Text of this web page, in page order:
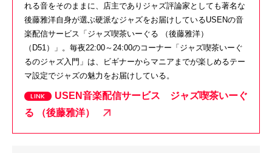
れる音をそのままに、店主でありジャズ評論家としても著名な
後藤雅洋自身が選ぶ硬派なジャズをお届けしているUSENの音
楽配信サービス「ジャズ喫茶いーぐる （後藤雅洋）
（D51）」。毎夜22:00～24:00のコーナー「ジャズ喫茶いーぐ
るのジャズ入門」は、ビギナーからマニアまでが楽しめるテー
マ設定でジャズの魅力をお届けしている。
USEN音楽配信サービス ジャズ喫茶いーぐ
る （後藤雅洋）